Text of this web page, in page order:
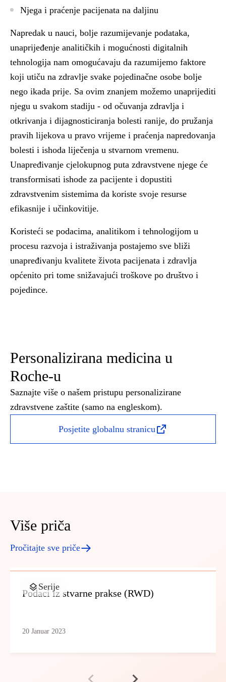
Njega i praćenje pacijenata na daljinu
Napredak u nauci, bolje razumijevanje podataka,
unaprijeđenje analitičkih i mogućnosti digitalnih
tehnologija nam omogućavaju da razumijemo faktore
koji utiču na zdravlje svake pojedinačne osobe bolje
nego ikada prije. Sa ovim znanjem možemo unaprijediti
njegu u svakom stadiju - od očuvanja zdravlja i
otkrivanja i dijagnosticiranja bolesti ranije, do pružanja
pravih lijekova u pravo vrijeme i praćenja napredovanja
bolesti i ishoda liječenja u stvarnom vremenu.
Unapređivanje cjelokupnog puta zdravstvene njege će
transformisati ishode za pacijente i dopustiti
zdravstvenim sistemima da koriste svoje resurse
efikasnije i učinkovitije.
Koristeći se podacima, analitikom i tehnologijom u
procesu razvoja i istraživanja postajemo sve bliži
unapređivanju kvalitete života pacijenata i zdravlja
općenito pri tome snižavajući troškove po društvo i
pojedince.
Personalizirana medicina u
Roche-u
Saznajte više o našem pristupu personalizirane
zdravstvene zaštite (samo na engleskom).
Posjetite globalnu stranicu
Više priča
Pročitajte sve priče
Serije
Podaci iz stvarne prakse (RWD)
20 Januar 2023